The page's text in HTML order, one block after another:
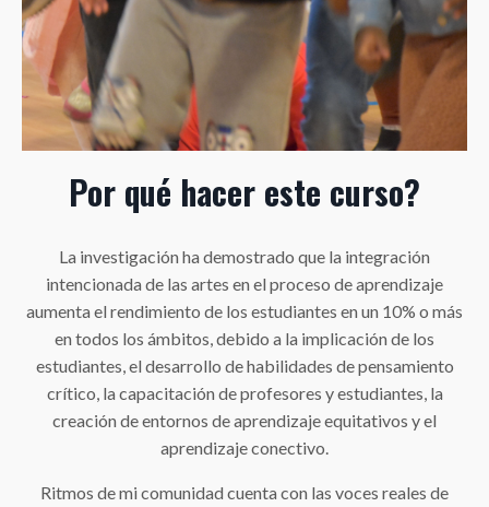
Por qué hacer este curso?
La investigación ha demostrado que la integración
intencionada de las artes en el proceso de aprendizaje
aumenta el rendimiento de los estudiantes en un 10% o más
en todos los ámbitos, debido a la implicación de los
estudiantes, el desarrollo de habilidades de pensamiento
crítico, la capacitación de profesores y estudiantes, la
creación de entornos de aprendizaje equitativos y el
aprendizaje conectivo.
Ritmos de mi comunidad cuenta con las voces reales de